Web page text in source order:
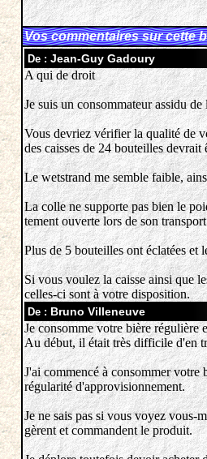
Vos commentaires sur cette
De : Jean-Guy Gadoury
A qui de droit
Je suis un consommateur assidu
Vous devriez vérifier la qualité de
des caisses de 24 bouteilles devrait
Le wetstrand me semble faible,
La colle ne supporte pas bien le
tement ouverte lors de son
Plus de 5 bouteilles ont éclatées et
Si vous voulez la caisse ainsi que
celles-ci sont à votre disposition.
De : Bruno Villeneuve
Je consomme votre bière régulière
Au début, il était très difficile d'en
J'ai commencé à consommer votre
régularité d'approvisionnement.
Je ne sais pas si vous voyez vous-
gèrent et commandent le produit.